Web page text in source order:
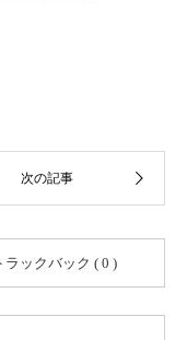
ラックバック ( 0 )